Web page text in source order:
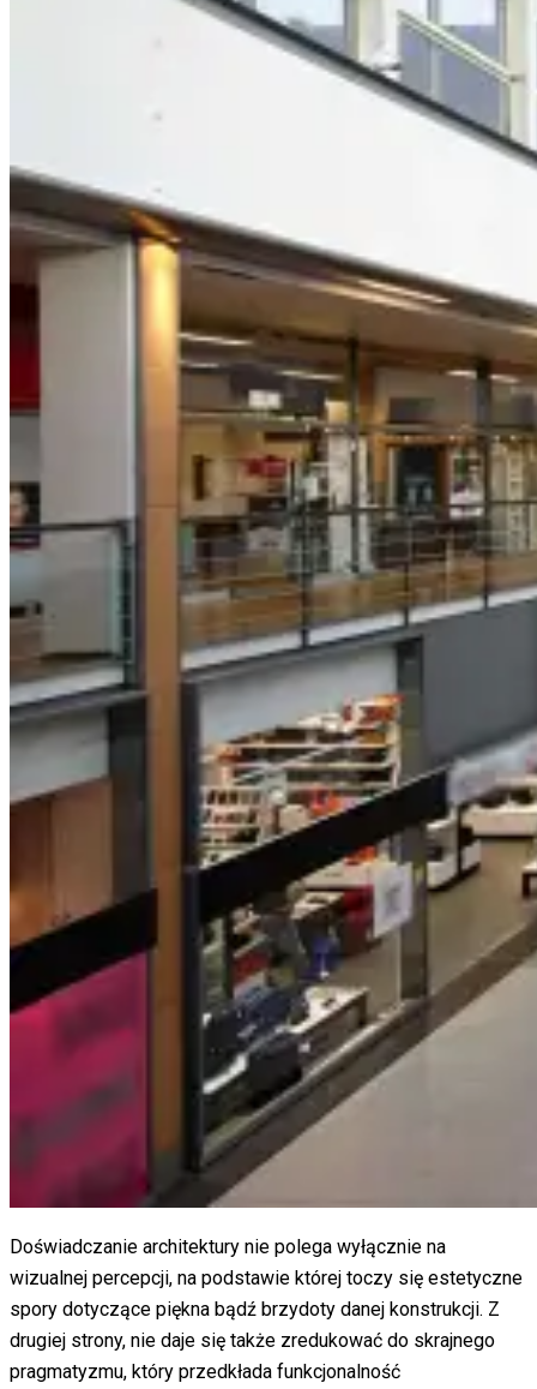
Doświadczanie architektury nie polega wyłącznie na
wizualnej percepcji, na podstawie której toczy się estetyczne
spory dotyczące piękna bądź brzydoty danej konstrukcji. Z
drugiej strony, nie daje się także zredukować do skrajnego
pragmatyzmu, który przedkłada funkcjonalność